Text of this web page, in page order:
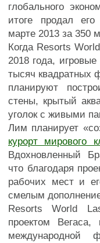
глобального
итоге продал
марте 2013 за 350
Когда Resorts
2018 года,
тысяч квадратных
планируют
стены, крытый
уголок с живыми
Лим планирует
курорт мирового
Вдохновленный
что благодаря
рабочих мест и
смелым
Resorts World
проектом Вегаса,
международной